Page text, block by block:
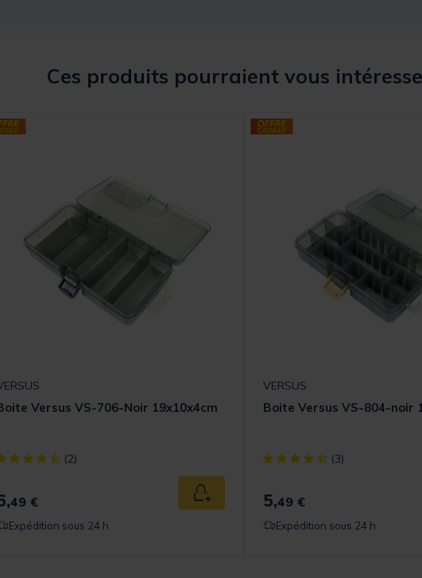
Ces produits pourraient vous
Versus VS-706-Noir 19x10x4cm
Object] out of 5 Customer Rating
(2)
49 € Ajouter au panier
Expédition sous 24 h
VERSUS
Boite Versus VS-804-noir
[object Object] out of 5
(3)
5,49 €
Expédition sous 24 h